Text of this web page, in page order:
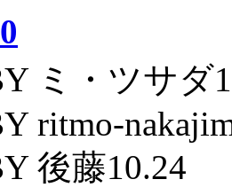
ミ・ツサダ
ritmo-
後藤10.24